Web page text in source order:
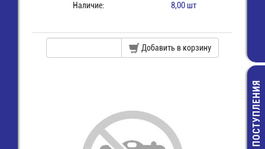
Наличие: 8,00 шт
Добавить в корзину